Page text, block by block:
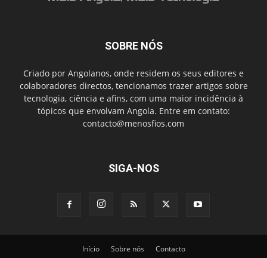
SOBRE NÓS
Criado por Angolanos, onde residem os seus editores e
colaboradores directos, tencionamos trazer artigos sobre
tecnologia, ciência e afins, com uma maior incidência à
tópicos que envolvam Angola. Entre em contato:
contacto@menosfios.com
SIGA-NOS
Início Sobre nós Contacto